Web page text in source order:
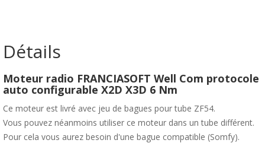
Détails
Moteur radio FRANCIASOFT Well Com protocole
auto configurable X2D X3D 6 Nm
Ce moteur est livré avec jeu de bagues pour tube ZF54.
Vous pouvez néanmoins utiliser ce moteur dans un tube différent.
Pour cela vous aurez besoin d'une bague compatible (Somfy).